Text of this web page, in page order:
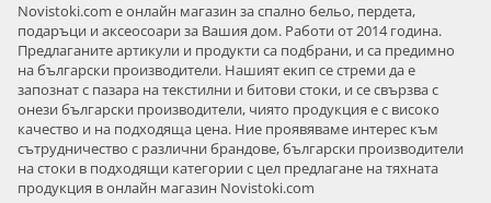
Novistoki.com e онлайн магазин за спално бельо, пердета,
подаръци и аксеосоари за Вашия дом. Работи от 2014 година.
Предлаганите артикули и продукти са подбрани, и са предимно
на български производители. Нашият екип се стреми да е
запознат с пазара на текстилни и битови стоки, и се свързва с
онези български производители, чиято продукция е с високо
качество и на подходяща цена. Ние проявяваме интерес към
сътрудничество с различни брандове, български производители
на стоки в подходящи категории с цел предлагане на тяхната
продукция в онлайн магазин Novistoki.com